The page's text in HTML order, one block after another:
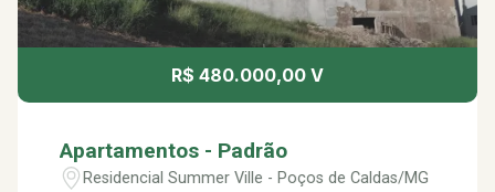
R$ 480.000,00 V
Apartamentos - Padrão
Residencial Summer Ville - Poços de Caldas/MG